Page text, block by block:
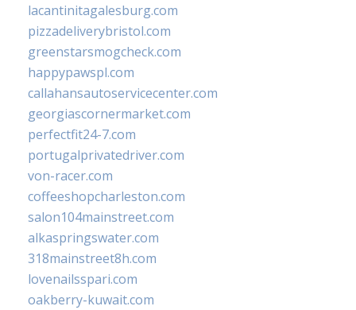
lacantinitagalesburg.com
pizzadeliverybristol.com
greenstarsmogcheck.com
happypawspl.com
callahansautoservicecenter.com
georgiascornermarket.com
perfectfit24-7.com
portugalprivatedriver.com
von-racer.com
coffeeshopcharleston.com
salon104mainstreet.com
alkaspringswater.com
318mainstreet8h.com
lovenailsspari.com
oakberry-kuwait.com